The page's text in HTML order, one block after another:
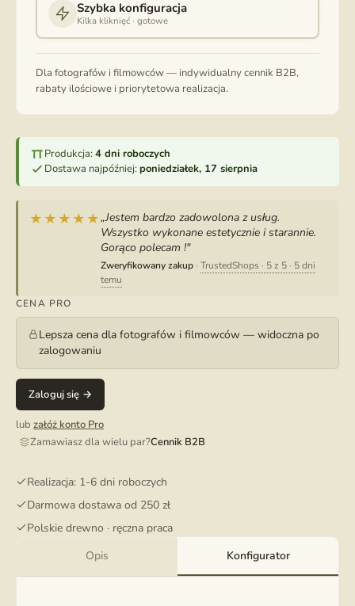
Szybka konfiguracja
Kilka kliknięć · gotowe
Dla fotografów i filmowców — indywidualny cennik B2B,
rabaty ilościowe i priorytetowa realizacja.
Produkcja: 4 dni roboczych
Dostawa najpóźniej: poniedziałek, 17 sierpnia
★★★★★„Jestem bardzo zadowolona z usług.
Wszystko wykonane estetycznie i starannie.
Gorąco polecam !"
Zweryfikowany zakup · TrustedShops · 5 z 5 · 5 dni
temu
CENA PRO
Lepsza cena dla fotografów i filmowców — widoczna po
zalogowaniu
Zaloguj się →
lub załóż konto Pro
Zamawiasz dla wielu par?Cennik B2B
Realizacja: 1-6 dni roboczych
Darmowa dostawa od 250 zł
Polskie drewno · ręczna praca
Opis
Konfigurator